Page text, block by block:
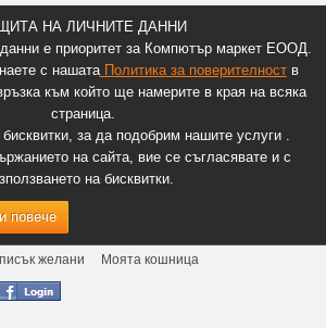
НА ЛИЧНИТЕ ДАННИ
е приоритет за Компютър маркет ЕООД.
с нашатаПолитика за поверителноств
към който ще намерите в края на всяка
страница.
за да подобрим нашите услуги .
на сайта, вие се съгласявате и с
на бисквитки.
повече
желани
Моята кошница